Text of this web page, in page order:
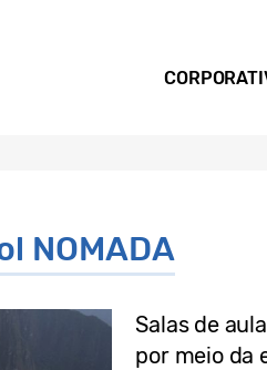
NOMADA
Salas de
por meio da